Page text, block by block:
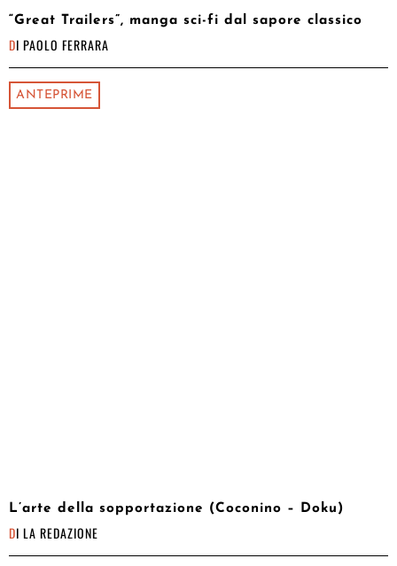
“Great Trailers”, manga sci-fi dal sapore classico
DI PAOLO FERRARA
ANTEPRIME
L’arte della sopportazione (Coconino – Doku)
DI LA REDAZIONE